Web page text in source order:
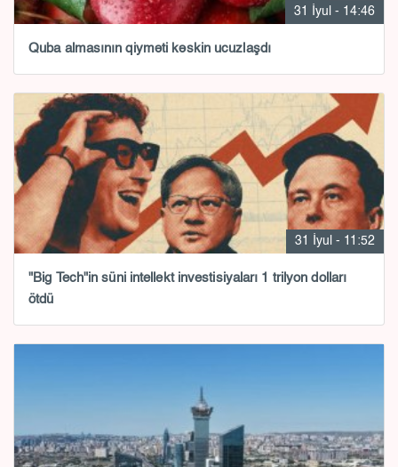
31 İyul - 14:46
Quba almasının qiyməti kəskin ucuzlaşdı
31 İyul - 11:52
"Big Tech"in süni intellekt investisiyaları 1 trilyon dolları
ötdü